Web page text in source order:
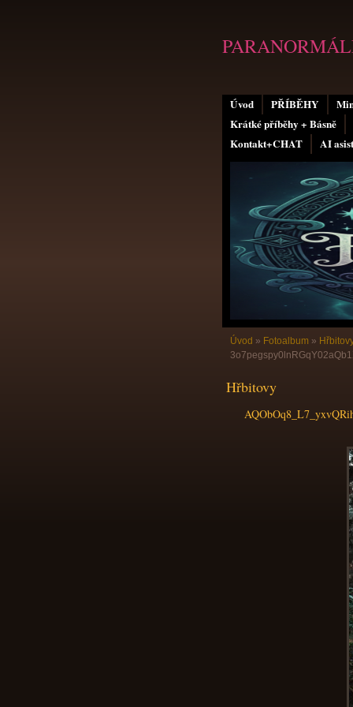
Úvod PŘÍBĚHY
Krátké příběhy + Básně
Kontakt+CHAT
AI
Úvod » Fotoalbum »
Hřbitovy